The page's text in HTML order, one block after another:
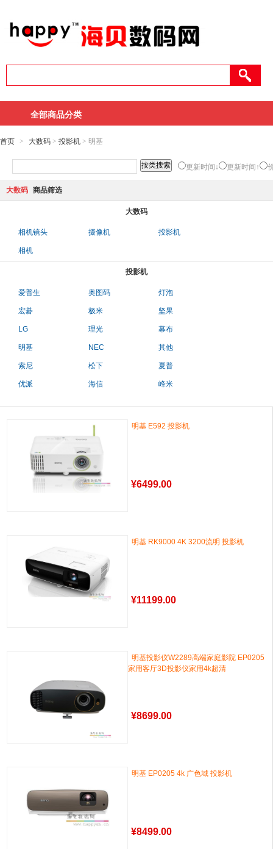
全部商品分类
首页 > 大数码 > 投影机 > 明基
更新时间↓ 更新时间↑
大数码 商品筛选
大数码
相机镜头 摄像机 投影机
相机
投影机
爱普生 奥图码 灯泡
宏碁 极米 坚果
LG 理光 幕布
明基 NEC 其他
索尼 松下 夏普
优派 海信 峰米
明基 E592 投影机
¥6499.00
明基 RK9000 4K 3200流明 投影机
¥11199.00
明基投影仪W2289高端家庭影院 EP0205
家用客厅3D投影仪家用4k超清
¥8699.00
明基 EP0205 4k 广色域 投影机
¥8499.00